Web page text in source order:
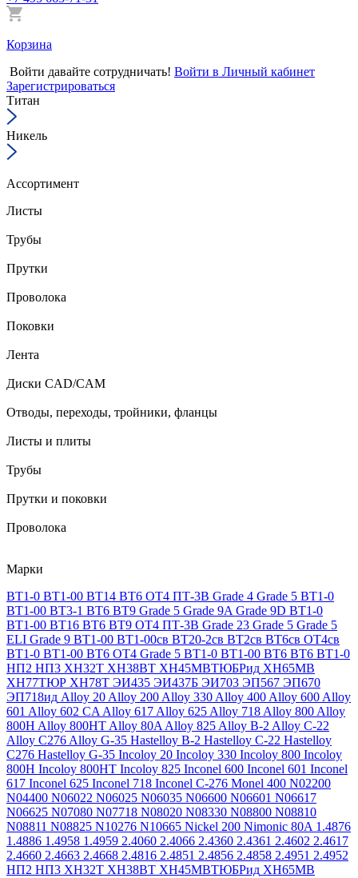
Корзина
Войти давайте сотрудничать! Войти в Личный кабинет
Зарегистрироваться
Титан
Никель
Ассортимент
Листы
Трубы
Прутки
Проволока
Поковки
Лента
Диски CAD/CAM
Отводы, переходы, тройники, фланцы
Листы и плиты
Трубы
Прутки и поковки
Проволока
Марки
ВТ1-0 ВТ1-00 ВТ14 ВТ6 ОТ4 ПТ-3В Grade 4 Grade 5 ВТ1-0
ВТ1-00 ВТ3-1 ВТ6 ВТ9 Grade 5 Grade 9A Grade 9D ВТ1-0
ВТ1-00 ВТ16 ВТ6 ВТ9 ОТ4 ПТ-3В Grade 23 Grade 5 Grade 5
ELI Grade 9 ВТ1-00 ВТ1-00св ВТ20-2св ВТ2св ВТ6св ОТ4св
ВТ1-0 ВТ1-00 ВТ6 ОТ4 Grade 5 ВТ1-0 ВТ1-00 ВТ6 ВТ6 ВТ1-0
НП2 НП3 ХН32Т ХН38ВТ ХН45МВТЮБРид ХН65МВ
ХН77ТЮР ХН78Т ЭИ435 ЭИ437Б ЭИ703 ЭП567 ЭП670
ЭП718ид Alloy 20 Alloy 200 Alloy 330 Alloy 400 Alloy 600 Alloy
601 Alloy 602 CA Alloy 617 Alloy 625 Alloy 718 Alloy 800 Alloy
800H Alloy 800HT Alloy 80A Alloy 825 Alloy B-2 Alloy C-22
Alloy C276 Alloy G-35 Hastelloy B-2 Hastelloy C-22 Hastelloy
C276 Hastelloy G-35 Incoloy 20 Incoloy 330 Incoloy 800 Incoloy
800H Incoloy 800HT Incoloy 825 Inconel 600 Inconel 601 Inconel
617 Inconel 625 Inconel 718 Inconel C-276 Monel 400 N02200
N04400 N06022 N06025 N06035 N06600 N06601 N06617
N06625 N07080 N07718 N08020 N08330 N08800 N08810
N08811 N08825 N10276 N10665 Nickel 200 Nimonic 80A 1.4876
1.4886 1.4958 1.4959 2.4060 2.4066 2.4360 2.4361 2.4602 2.4617
2.4660 2.4663 2.4668 2.4816 2.4851 2.4856 2.4858 2.4951 2.4952
НП2 НП3 ХН32Т ХН38ВТ ХН45МВТЮБРид ХН65МВ